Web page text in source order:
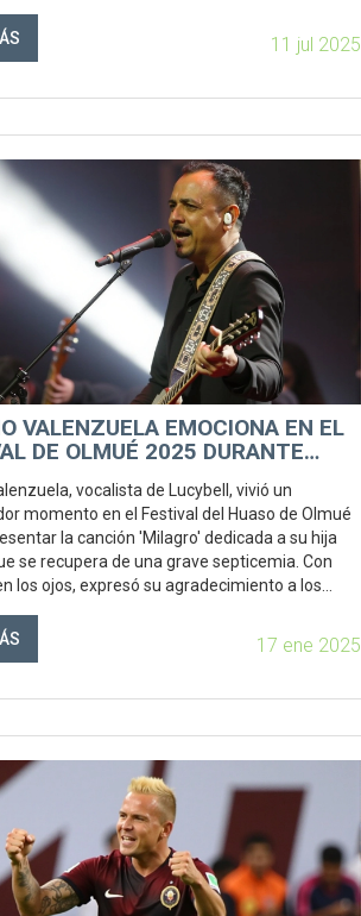
11 jul 2025
VALENZUELA EMOCIONA EN EL
DE OLMUÉ 2025 DURANTE
vocalista de Lucybell, vivió un
momento en el Festival del Huaso de Olmué
la canción 'Milagro' dedicada a su hija
se recupera de una grave septicemia. Con
los ojos, expresó su agradecimiento a los
salud. Lucybell compartió escenario con
Schuster y Mataz, en una velada que también
17 ene 2025